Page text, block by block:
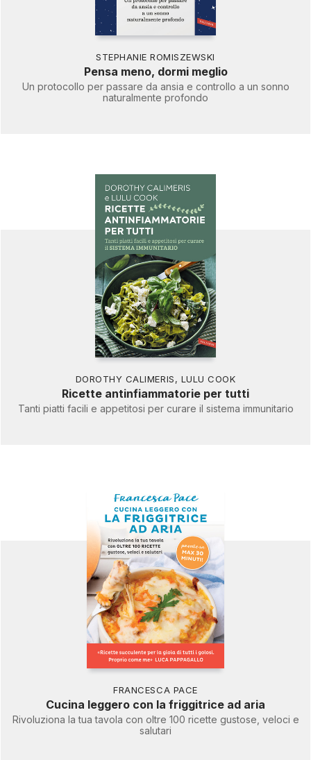
STEPHANIE ROMISZEWSKI
Pensa meno, dormi meglio
Un protocollo per passare da ansia e controllo a un sonno
naturalmente profondo
DOROTHY CALIMERIS, LULU COOK
Ricette antinfiammatorie per tutti
Tanti piatti facili e appetitosi per curare il sistema immunitario
FRANCESCA PACE
Cucina leggero con la friggitrice ad aria
Rivoluziona la tua tavola con oltre 100 ricette gustose, veloci e
salutari